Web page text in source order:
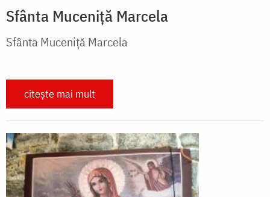
Sfânta Muceniță Marcela
Sfânta Muceniță Marcela
citește mai mult